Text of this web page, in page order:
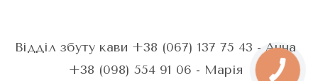
Відділ збуту кави +38 (067) 137 75 43 - Анна
+38 (098) 554 91 06 - Марія